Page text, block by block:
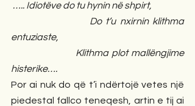
….. Idiotëve do tu hynin në shpirt,
entuziaste,
histerike….
Por ai nuk do që t’i ndërtojë vetes një
piedestal fallco teneqesh, artin e tij ai